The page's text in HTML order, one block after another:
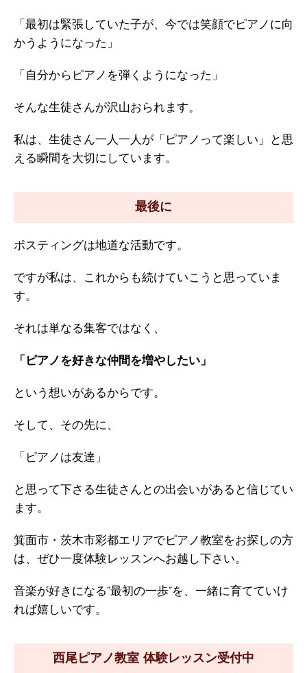
「最初は緊張していた子が、今では笑顔でピアノに向
かうようになった」
「自分からピアノを弾くようになった」
そんな生徒さんが沢山おられます。
私は、生徒さん一人一人が「ピアノって楽しい」と思
える瞬間を大切にしています。
最後に
ポスティングは地道な活動です。
ですが私は、これからも続けていこうと思っていま
す。
それは単なる集客ではなく、
「ピアノを好きな仲間を増やしたい」
という想いがあるからです。
そして、その先に、
「ピアノは友達」
と思って下さる生徒さんとの出会いがあると信じてい
ます。
箕面市・茨木市彩都エリアでピアノ教室をお探しの方
は、ぜひ一度体験レッスンへお越し下さい。
音楽が好きになる“最初の一歩”を、一緒に育てていけ
れば嬉しいです。
西尾ピアノ教室 体験レッスン受付中